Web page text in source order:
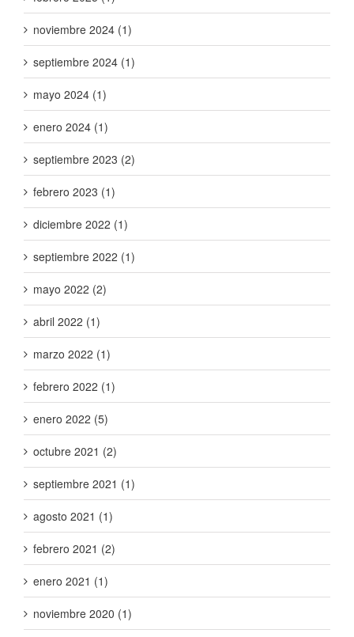
noviembre 2024 (1)
septiembre 2024 (1)
mayo 2024 (1)
enero 2024 (1)
septiembre 2023 (2)
febrero 2023 (1)
diciembre 2022 (1)
septiembre 2022 (1)
mayo 2022 (2)
abril 2022 (1)
marzo 2022 (1)
febrero 2022 (1)
enero 2022 (5)
octubre 2021 (2)
septiembre 2021 (1)
agosto 2021 (1)
febrero 2021 (2)
enero 2021 (1)
noviembre 2020 (1)